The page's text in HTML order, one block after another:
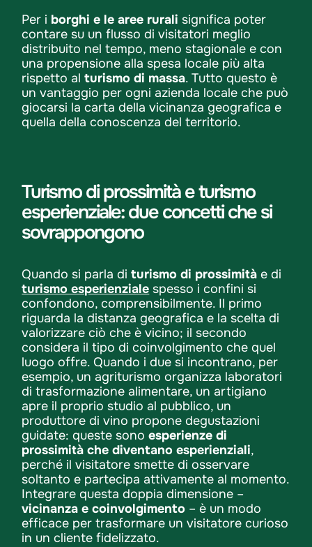
Per i borghi e le aree rurali significa poter
contare su un flusso di visitatori meglio
distribuito nel tempo, meno stagionale e con
una propensione alla spesa locale più alta
rispetto alturismo di massa. Tutto questo è
un vantaggio per ogni azienda locale che può
giocarsi la carta della vicinanza geografica e
quella della conoscenza del territorio.
Turismo di prossimità e turismo
esperienziale: due concetti che si
sovrappongono
Quando si parla diturismo di prossimità e di
turismo esperienziale spesso i confini si
confondono, comprensibilmente. Il primo
riguarda la distanza geografica e la scelta di
valorizzare ciò che è vicino; il secondo
considera il tipo di coinvolgimento che quel
luogo offre. Quando i due si incontrano, per
esempio, un agriturismo organizza laboratori
di trasformazione alimentare, un artigiano
apre il proprio studio al pubblico, un
produttore di vino propone degustazioni
guidate: queste sonoesperienze di
prossimità che diventano esperienziali,
perché il visitatore smette di osservare
soltanto e partecipa attivamente al momento.
Integrare questa doppia dimensione –
vicinanza e coinvolgimento – è un modo
efficace per trasformare un visitatore curioso
in un cliente fidelizzato.